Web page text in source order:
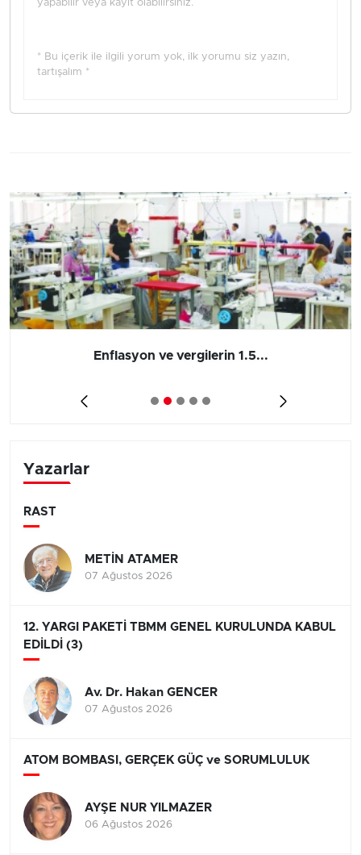
yapabilir veya kayıt olabilirsiniz.
* Bu içerik ile ilgili yorum yok, ilk yorumu siz yazın,
tartışalım *
Enflasyon ve vergilerin 1.5...
Yazarlar
RAST
METİN ATAMER
07 Ağustos 2026
12. YARGI PAKETİ TBMM GENEL KURULUNDA KABUL
EDİLDİ (3)
Av. Dr. Hakan GENCER
07 Ağustos 2026
ATOM BOMBASI, GERÇEK GÜÇ ve SORUMLULUK
AYŞE NUR YILMAZER
06 Ağustos 2026